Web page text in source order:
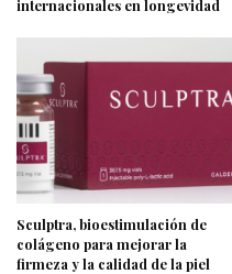
internacionales en longevidad
Sculptra, bioestimulación de
colágeno para mejorar la
firmeza y la calidad de la piel